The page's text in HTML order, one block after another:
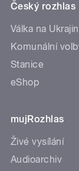
Český rozhlas
Válka na
Komunální
Stanice
eShop
mujRozhlas
Živé vysílání
Audioarchiv